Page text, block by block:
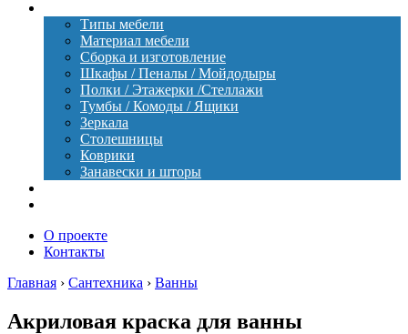
Типы мебели
Материал мебели
Сборка и изготовление
Шкафы / Пеналы / Мойдодыры
Полки / Этажерки /Стеллажи
Тумбы / Комоды / Ящики
Зеркала
Столешницы
Коврики
Занавески и шторы
О проекте
Контакты
Главная › Сантехника › Ванны
Акриловая краска для ванны